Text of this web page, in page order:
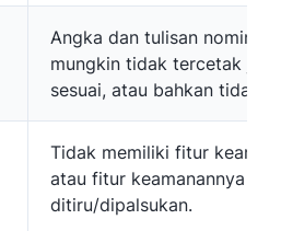
Angka dan tulisan nominal
mungkin tidak tercetak
sesuai, atau bahkan tidak
Tidak memiliki fitur
atau fitur keamanannya
ditiru/dipalsukan.